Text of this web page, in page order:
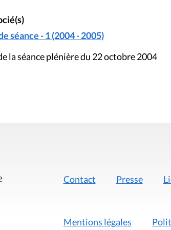
séance - 1 (2004 - 2005)
la séance plénière du 22 octobre 2004
Contact Presse
Mentions légales